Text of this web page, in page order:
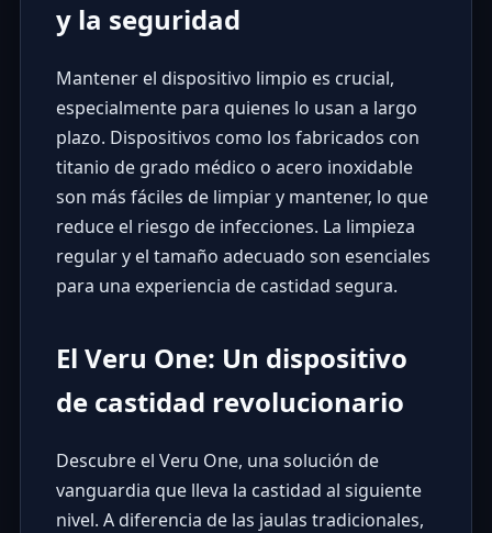
y la seguridad
Mantener el dispositivo limpio es crucial,
especialmente para quienes lo usan a largo
plazo. Dispositivos como los fabricados con
titanio de grado médico o acero inoxidable
son más fáciles de limpiar y mantener, lo que
reduce el riesgo de infecciones. La limpieza
regular y el tamaño adecuado son esenciales
para una experiencia de castidad segura.
El Veru One: Un dispositivo
de castidad revolucionario
Descubre el Veru One, una solución de
vanguardia que lleva la castidad al siguiente
nivel. A diferencia de las jaulas tradicionales,